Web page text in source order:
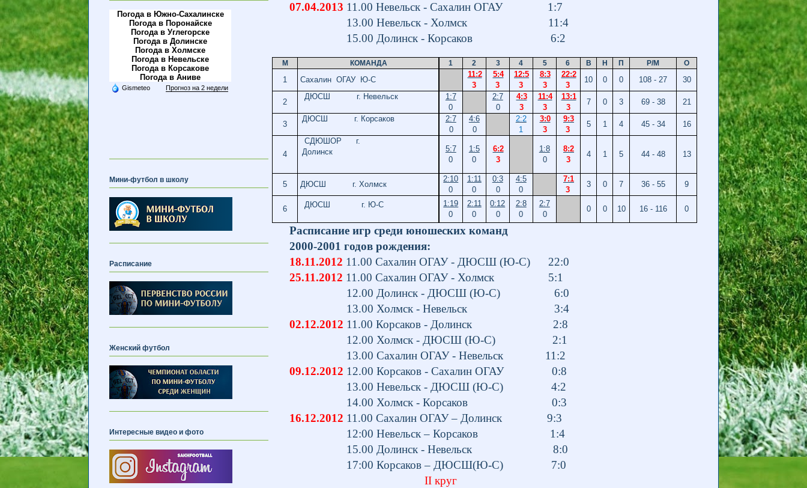
07.04.2013 11.00 Невельск - Сахалин ОГАУ 1:7
13.00 Невельск - Холмск 11:4
15.00 Долинск - Корсаков 6:2
М КОМАНДА 1 2 3 4 5 6 В Н П Р/М О
1 Сахалин ОГАУ Ю-С
11:2
3
5:4
3
12:5
3
8:3
3
22:2
3
10 0 0 108 - 27 30
2
ДЮСШ г. Невельск
1:7
0
2:7
0
4:3
3
11:4
3
13:1
3
7 0 3 69 - 38 21
3
ДЮСШ г. Корсаков
2:7
0
4:6
0
2:2
1
3:0
3
9:3
3
5 1 4 45 - 34 16
4
СДЮШОР г.
Долинск
5:7
0
1:5
0
6:2
3
1:8
0
8:2
3
4 1 5 44 - 48 13
5 ДЮСШ г. Холмск
2:10
0
1:11
0
0:3
0
4:5
0
7:1
3
3 0 7 36 - 55 9
6 ДЮСШ г. Ю-С
1:19
0
2:11
0
0:12
0
2:8
0
2:7
0
0 0 10 16 - 116 0
Расписание игр среди юношеских команд
2000-2001 годов рождения:
18.11.2012 11.00 Сахалин ОГАУ - ДЮСШ (Ю-С) 22:0
25.11.2012 11.00 Сахалин ОГАУ - Холмск 5:1
12.00 Долинск - ДЮСШ (Ю-С) 6:0
13.00 Холмск - Невельск 3:4
02.12.2012 11.00 Корсаков - Долинск 2:8
12.00 Холмск - ДЮСШ (Ю-С) 2:1
13.00 Сахалин ОГАУ - Невельск 11:2
09.12.2012 12.00 Корсаков - Сахалин ОГАУ 0:8
13.00 Невельск - ДЮСШ (Ю-С) 4:2
14.00 Холмск - Корсаков 0:3
16.12.2012 11.00 Сахалин ОГАУ – Долинск 9:3
12:00 Невельск – Корсаков 1:4
15.00 Долинск - Невельск 8:0
17:00 Корсаков – ДЮСШ(Ю-С) 7:0
II круг
Погода в Южно-Сахалинске
Погода в Поронайске
Погода в Углегорске
Погода в Долинске
Погода в Холмске
Погода в Невельске
Погода в Корсакове
Погода в Аниве
Gismeteo Прогноз на 2 недели
Мини-футбол в школу
Расписание
Женский футбол
Интересные видео и фото